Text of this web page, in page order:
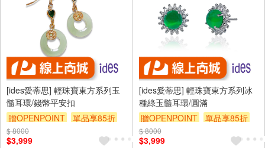
[ides愛蒂思] 輕珠寶東方系列玉
髓耳環/錢幣平安扣
贈OPENPOINT
單品享85折
$ 8000
$3,999
[ides愛蒂思] 輕珠寶東方系列冰
種綠玉髓耳環/圓滿
贈OPENPOINT
單品享85折
$ 8000
$3,999